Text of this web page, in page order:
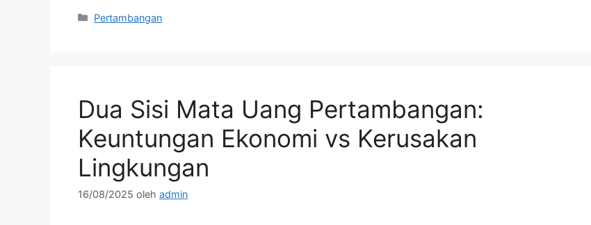
Kategori
Pertambangan
Dua Sisi Mata Uang Pertambangan:
Keuntungan Ekonomi vs Kerusakan
Lingkungan
16/08/2025 oleh admin